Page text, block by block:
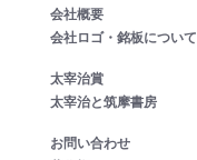
会社概要
会社ロゴ・銘板について
太宰治賞
太宰治と筑摩書房
お問い合わせ